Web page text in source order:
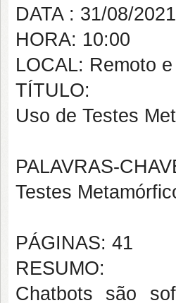
DATA : 31/08/2021
HORA: 10:00
LOCAL: Remoto
TÍTULO:
Uso de Testes
PALAVRAS-
Testes
PÁGINAS: 41
RESUMO:
Chatbots são